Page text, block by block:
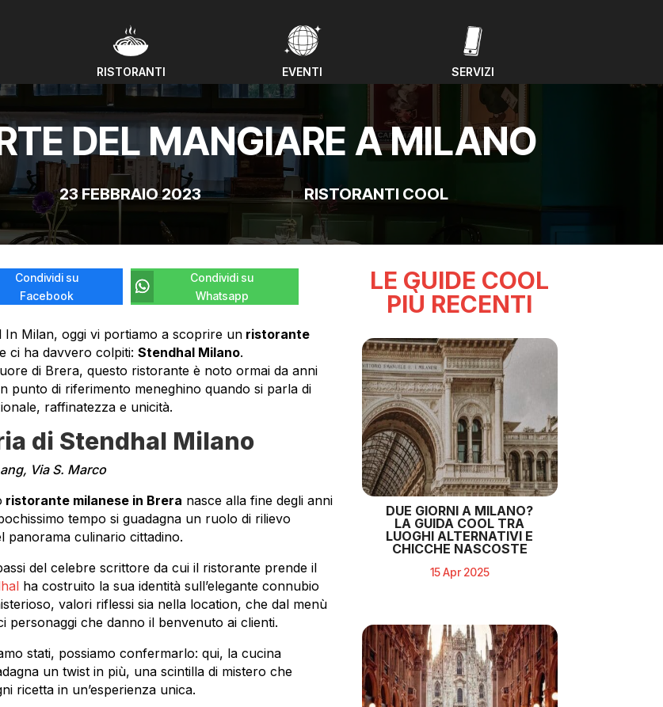
RISTORANTI EVENTI SERVIZI
DEL MANGIARE A MILANO
23 FEBBRAIO 2023 RISTORANTI COOL
Condividi su
Facebook
Condividi su
Whatsapp
In Milan, oggi vi portiamo a scoprire un ristorante
ci ha davvero colpiti:Stendhal Milano.
di Brera, questo ristorante è noto ormai da anni
punto di riferimento meneghino quando si parla di
raffinatezza e unicità.
di Stendhal Milano
Via S. Marco
ristorante milanese in Brera nasce alla fine degli anni
tempo si guadagna un ruolo di rilievo
panorama culinario cittadino.
del celebre scrittore da cui il ristorante prende il
ha costruito la sua identità sull’elegante connubio
valori riflessi sia nella location, che dal menù
personaggi che danno il benvenuto ai clienti.
stati, possiamo confermarlo: qui, la cucina
un twist in più, una scintilla di mistero che
ricetta in un’esperienza unica.
LE GUIDE COOL
PIÙ RECENTI
DUE GIORNI A MILANO?
LA GUIDA COOL TRA
LUOGHI ALTERNATIVI E
CHICCHE NASCOSTE
15 Apr 2025